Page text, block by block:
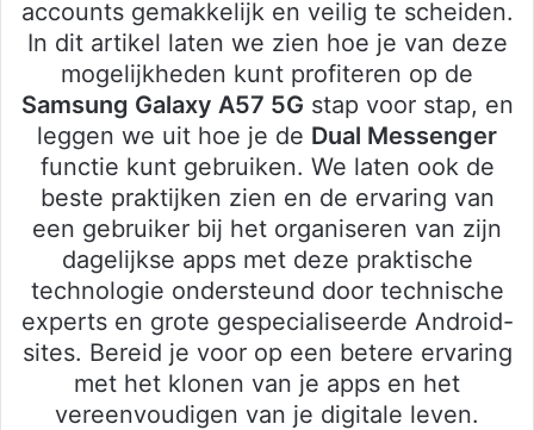
accounts gemakkelijk en veilig te scheiden.
In dit artikel laten we zien hoe je van deze
mogelijkheden kunt profiteren op de
Samsung Galaxy A57 5G stap voor stap, en
leggen we uit hoe je de Dual Messenger
functie kunt gebruiken. We laten ook de
beste praktijken zien en de ervaring van
een gebruiker bij het organiseren van zijn
dagelijkse apps met deze praktische
technologie ondersteund door technische
experts en grote gespecialiseerde Android-
sites. Bereid je voor op een betere ervaring
met het klonen van je apps en het
vereenvoudigen van je digitale leven.